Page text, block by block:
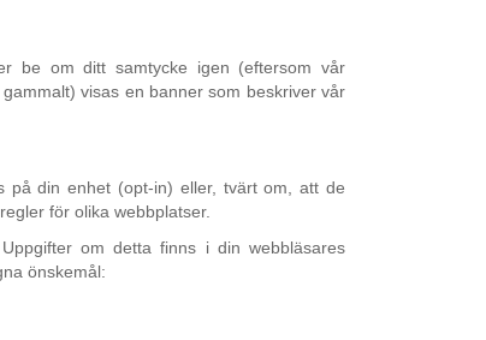
be om ditt samtycke igen (eftersom vår
visas en banner som beskriver vår
på din enhet (opt-in) eller, tvärt om, att de
för olika webbplatser.
om detta finns i din webbläsares
önskemål: